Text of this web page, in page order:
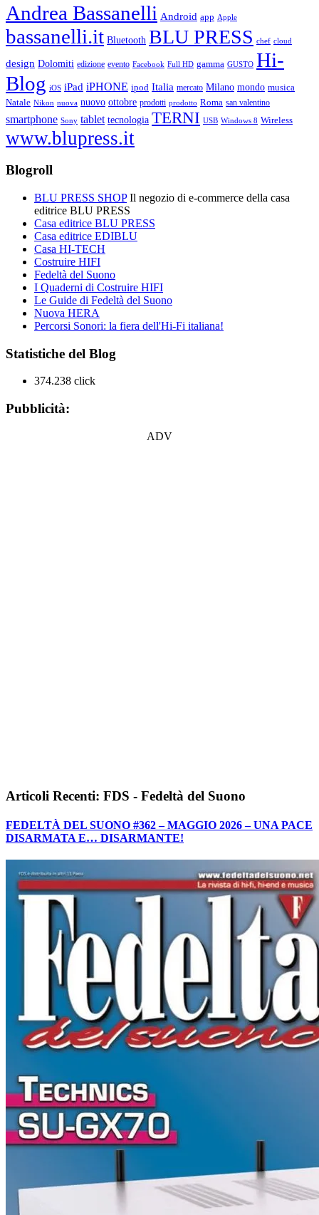
Andrea Bassanelli Android app Apple
bassanelli.it Bluetooth BLU PRESS chef cloud
design Dolomiti edizione evento Facebook Full HD gamma GUSTO Hi-
Blog iOS iPad iPHONE ipod Italia mercato Milano mondo musica
Natale Nikon nuova nuovo ottobre prodotti prodotto Roma san valentino
smartphone Sony tablet tecnologia TERNI USB Windows 8 Wireless
www.blupress.it
Blogroll
BLU PRESS SHOPIl negozio di e-commerce della casa
editrice BLU PRESS
Casa editrice BLU PRESS
Casa editrice EDIBLU
Casa HI-TECH
Costruire HIFI
Fedeltà del Suono
I Quaderni di Costruire HIFI
Le Guide di Fedeltà del Suono
Nuova HERA
Percorsi Sonori: la fiera dell'Hi-Fi italiana!
Statistiche del Blog
374.238 click
Pubblicità:
ADV
Articoli Recenti: FDS - Fedeltà del Suono
FEDELTÀ DEL SUONO #362 – MAGGIO 2026 – UNA PACE
DISARMATA E… DISARMANTE!